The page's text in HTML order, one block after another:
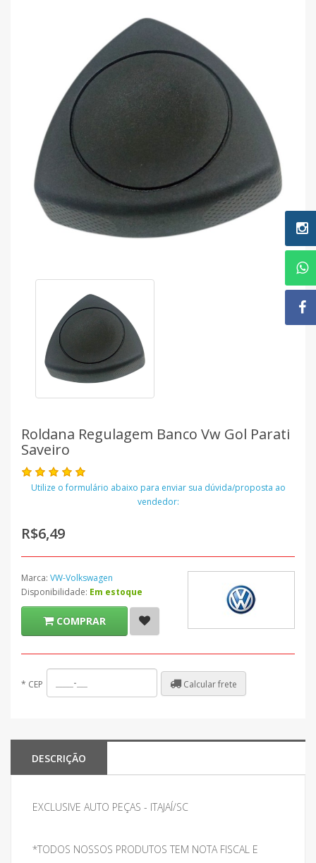
Roldana Regulagem Banco Vw Gol Parati
Saveiro
Utilize o formulário abaixo para enviar sua dúvida/proposta ao
vendedor:
R$6,49
Marca: VW-Volkswagen
Disponibilidade: Em estoque
COMPRAR
* CEP Calcular frete
DESCRIÇÃO
EXCLUSIVE AUTO PEÇAS - ITAJAÍ/SC
*TODOS NOSSOS PRODUTOS TEM NOTA FISCAL E